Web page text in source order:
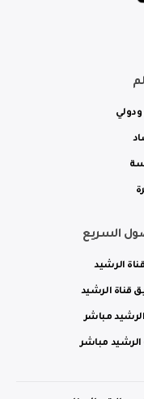
ودولي
السريع
الرشيد
قناة الرشيد
الرشيد مباشر
الرشيد مباشر